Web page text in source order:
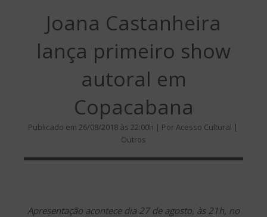
Joana Castanheira
lança primeiro show
autoral em
Copacabana
Publicado em 26/08/2018 às 22:00h | Por Acesso Cultural |
Outros
Apresentação acontece dia 27 de agosto, às 21h, no